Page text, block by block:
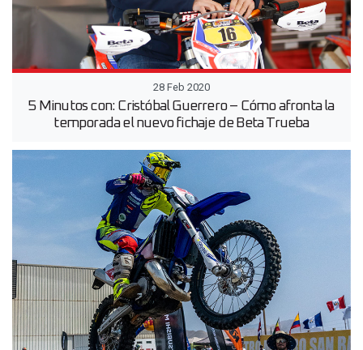
28 Feb 2020
5 Minutos con: Cristóbal Guerrero – Cómo afronta la
temporada el nuevo fichaje de Beta Trueba